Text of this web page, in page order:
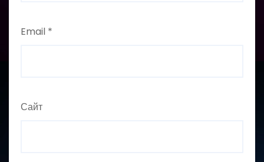
Email *
Сайт